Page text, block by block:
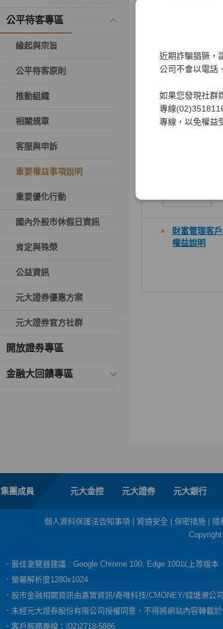
近期詐騙猖獗，
公司不會以電話
如果您發現社群
專線
專線，以免權益
公平待客專區
緣起與宗旨
公平待客原則
推動組織
相關規章
客服與申訴
重要權益事項說明
重要優化行動
國內外股市休假日資訊
肯定與殊榮
公益資訊
元大證券優惠方案
元大證券官方社群
開放證券專區
金融大回饋專區
財富管理客
權益說明
集團成員 元大金控 元大證券 元大銀行
個人資料保護法告知事項 資通安全 保密措施 隱
．最佳瀏覽器建議 : Google Chrome 100, Edge 100以上等版本
．螢幕解析度1280x1024
．股市金融相關資訊由嘉實資訊/奇唯科技/CMONEY/錢塘潮公
．未經元大證券股份有限公司授權同意，不得將網站內容轉載
．客戶服務專線：(02)2718-5886